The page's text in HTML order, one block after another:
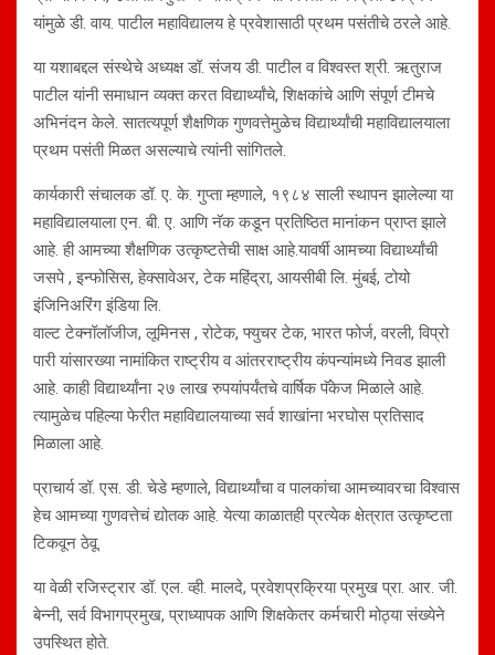
यांमुळे डी. वाय. पाटील महाविद्यालय हे प्रवेशासाठी प्रथम पसंतीचे ठरले आहे.
या यशाबद्दल संस्थेचे अध्यक्ष डॉ. संजय डी. पाटील व विश्वस्त श्री. ऋतुराज
पाटील यांनी समाधान व्यक्त करत विद्यार्थ्यांचे, शिक्षकांचे आणि संपूर्ण टीमचे
अभिनंदन केले. सातत्यपूर्ण शैक्षणिक गुणवत्तेमुळेच विद्यार्थ्यांची महाविद्यालयाला
प्रथम पसंती मिळत असल्याचे त्यांनी सांगितले.
कार्यकारी संचालक डॉ. ए. के. गुप्ता म्हणाले, १९८४ साली स्थापन झालेल्या या
महाविद्यालयाला एन. बी. ए. आणि नॅक कडून प्रतिष्ठित मानांकन प्राप्त झाले
आहे. ही आमच्या शैक्षणिक उत्कृष्टतेची साक्ष आहे.यावर्षी आमच्या विद्यार्थ्यांची
जसपे , इन्फोसिस, हेक्सावेअर, टेक महिंद्रा, आयसीबी लि. मुंबई, टोयो
इंजिनिअरिंग इंडिया लि.
वाल्ट टेक्नॉलॉजीज, लूमिनस , रोटेक, फ्युचर टेक, भारत फोर्ज, वरली, विप्रो
पारी यांसारख्या नामांकित राष्ट्रीय व आंतरराष्ट्रीय कंपन्यांमध्ये निवड झाली
आहे. काही विद्यार्थ्यांना २७ लाख रुपयांपर्यंतचे वार्षिक पॅकेज मिळाले आहे.
त्यामुळेच पहिल्या फेरीत महाविद्यालयाच्या सर्व शाखांना भरघोस प्रतिसाद
मिळाला आहे.
प्राचार्य डॉ. एस. डी. चेडे म्हणाले, विद्यार्थ्यांचा व पालकांचा आमच्यावरचा विश्वास
हेच आमच्या गुणवत्तेचं द्योतक आहे. येत्या काळातही प्रत्येक क्षेत्रात उत्कृष्टता
टिकवून ठेवू.
या वेळी रजिस्ट्रार डॉ. एल. व्ही. मालदे, प्रवेशप्रक्रिया प्रमुख प्रा. आर. जी.
बेन्नी, सर्व विभागप्रमुख, प्राध्यापक आणि शिक्षकेतर कर्मचारी मोठ्या संख्येने
उपस्थित होते.